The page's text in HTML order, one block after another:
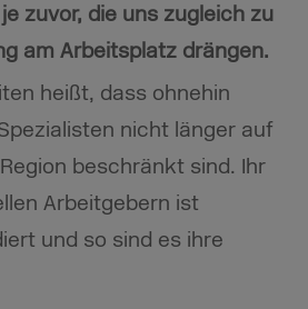
zuvor, die uns zugleich zu
am Arbeitsplatz drängen.
heißt, dass ohnehin
nicht länger auf
beschränkt sind. Ihr
Arbeitgebern ist
und so sind es ihre